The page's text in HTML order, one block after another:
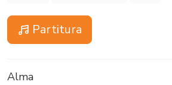
Partitura
Alma